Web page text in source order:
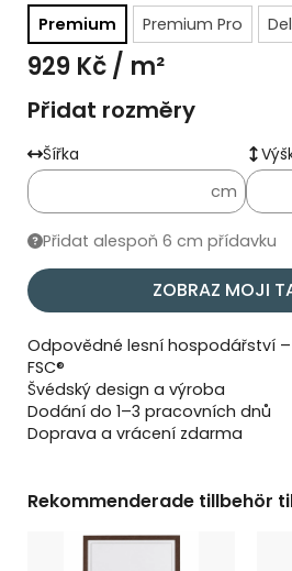
Premium
Premium Pro
929 Kč/ m²
Přidat rozměry
Šířka
cm
Přidat alespoň 6 cm přídavku
ZOBRAZ MOJI
Odpovědné lesní hospodářství
FSC®
Švédský design a výroba
Dodání do 1–3 pracovních dnů
Doprava a vrácení zdarma
Rekommenderade tillbehör